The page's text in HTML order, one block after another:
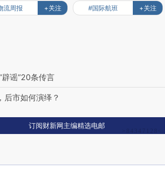
流周报 +关注 #国际航班 +关注
谣”20条传言
后市如何演绎？
订阅财新网主编精选电邮